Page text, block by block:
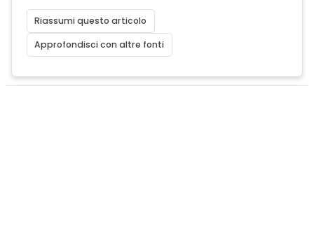
Riassumi questo articolo
Approfondisci con altre fonti